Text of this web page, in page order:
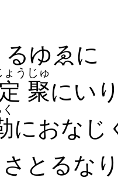
る​ゆゑに
定
ょう
聚
じゅ
に​い
に​おなじ
とる​な